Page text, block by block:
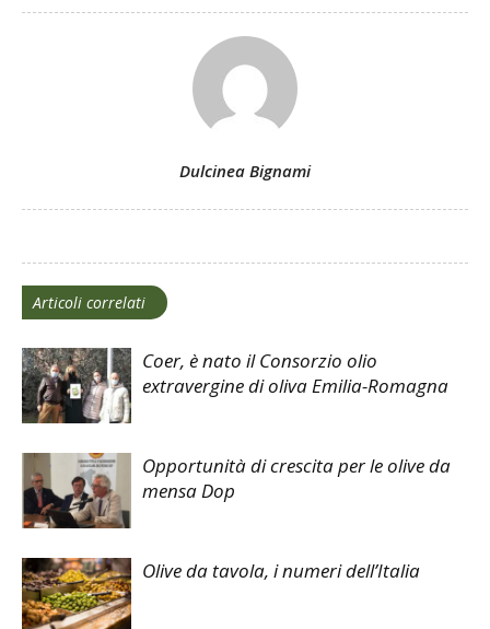
Dulcinea Bignami
Articoli correlati
Coer, è nato il Consorzio olio
extravergine di oliva Emilia-Romagna
Opportunità di crescita per le olive da
mensa Dop
Olive da tavola, i numeri dell’Italia